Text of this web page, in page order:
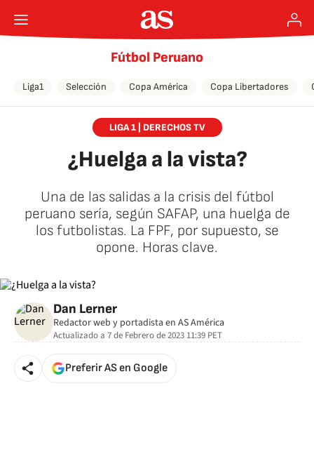
Fútbol Peruano
Liga1 Selección Copa América Copa Libertadores
LIGA 1 | DERECHOS TV
¿Huelga a la vista?
Una de las salidas a la crisis del fútbol
peruano sería, según SAFAP, una huelga de
los futbolistas. La FPF, por supuesto, se
opone. Horas clave.
Dan Lerner
Redactor web y portadista en AS América
Actualizado a 7 de Febrero de 2023 11:39 PET
Preferir AS en Google